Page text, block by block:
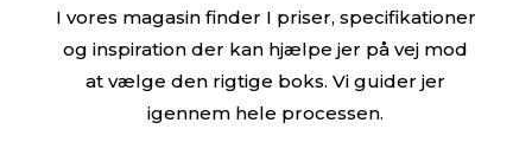
I vores magasin finder I priser, specifikationer
og inspiration der kan hjælpe jer på vej mod
at vælge den rigtige boks. Vi guider jer
igennem hele processen.